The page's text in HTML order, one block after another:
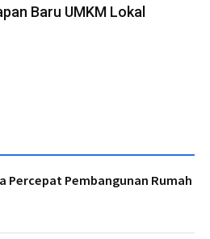
Baru UMKM Lokal
Percepat Pembangunan Rumah